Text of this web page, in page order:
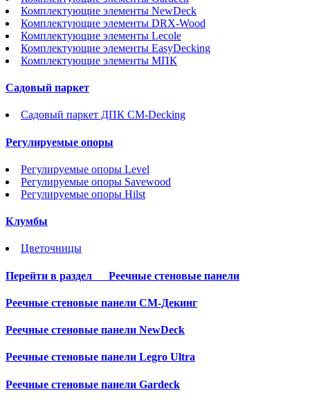
Комплектующие элементы NewDeck
Комплектующие элементы DRX-Wood
Комплектующие элементы Lecole
Комплектующие элементы EasyDecking
Комплектующие элементы МПК
Садовый паркет
Садовый паркет ДПК CM-Decking
Регулируемые опоры
Регулируемые опоры Level
Регулируемые опоры Savewood
Регулируемые опоры Hilst
Клумбы
Цветочницы
Перейти в раздел Реечные стеновые панели
Реечные стеновые панели СМ-Декинг
Реечные стеновые панели NewDeck
Реечные стеновые панели Legro Ultra
Реечные стеновые панели Gardeck